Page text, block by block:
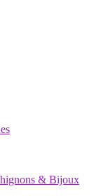
& Bijoux